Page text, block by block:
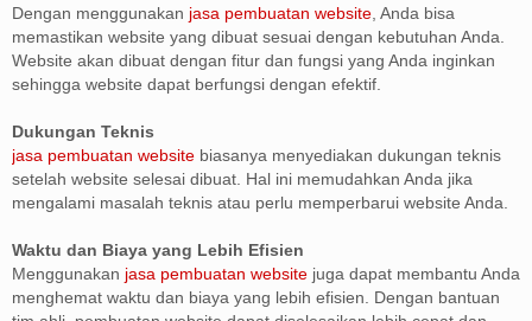
Dengan menggunakan jasa pembuatan website , Anda bisa
memastikan website yang dibuat sesuai dengan kebutuhan Anda.
Website akan dibuat dengan fitur dan fungsi yang Anda inginkan
sehingga website dapat berfungsi dengan efektif.
Dukungan Teknis
jasa pembuatan website biasanya menyediakan dukungan teknis
setelah website selesai dibuat. Hal ini memudahkan Anda jika
mengalami masalah teknis atau perlu memperbarui website Anda.
Waktu dan Biaya yang Lebih Efisien
Menggunakan jasa pembuatan website juga dapat membantu Anda
menghemat waktu dan biaya yang lebih efisien. Dengan bantuan